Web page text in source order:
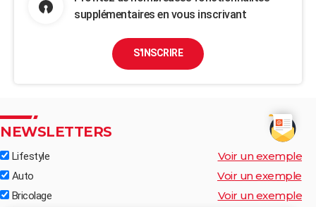
supplémentaires en vous inscrivant
S'INSCRIRE
NEWSLETTERS
Lifestyle Voir un exemple
Auto Voir un exemple
Bricolage Voir un exemple